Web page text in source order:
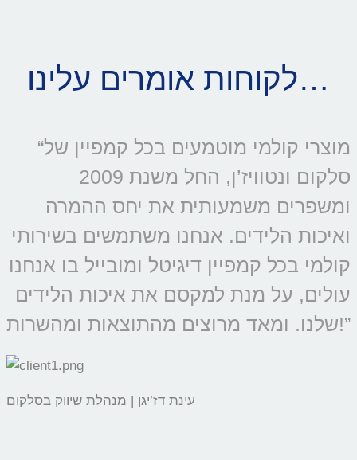
לקוחות אומרים עלינו…
“מוצרי קולמי מוטמעים בכל קמפיין של
סלקום ונטוויז’ן, החל משנת 2009
ומשפרים משמעותית את יחס ההמרה
ואיכות הלידים. אנחנו משתמשים בשירותי
קולמי בכל קמפיין דיגיטל ומובייל בו אנחנו
עולים, על מנת למקסם את איכות הלידים
שלנו. ומאד מרוצים מהתוצאות ומהשרות!”
עינת דז’יגן | מנהלת שיווק בסלקום